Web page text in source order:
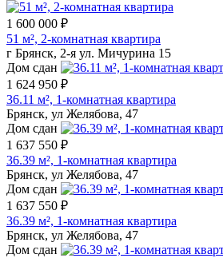
1 600 000 ₽
51 м², 2-комнатная квартира
г Брянск, 2-я ул. Мичурина 15
Дом сдан
1 624 950 ₽
36.11 м², 1-комнатная квартира
Брянск, ул Желябова, 47
Дом сдан
1 637 550 ₽
36.39 м², 1-комнатная квартира
Брянск, ул Желябова, 47
Дом сдан
1 637 550 ₽
36.39 м², 1-комнатная квартира
Брянск, ул Желябова, 47
Дом сдан